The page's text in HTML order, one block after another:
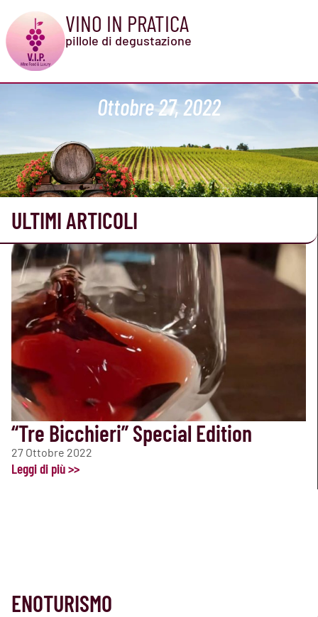
VINO IN PRATICA
pillole di degustazione
Ottobre 27, 2022
ULTIMI ARTICOLI
“Tre Bicchieri” Special Edition
27 Ottobre 2022
Leggi di più >>
ENOTURISMO